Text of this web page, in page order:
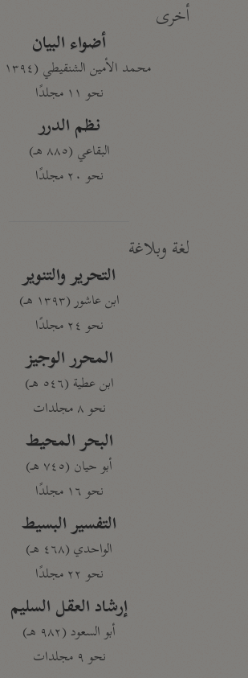
أخرى
أضواء البيان
محمد الأمين الشنقيطي (١٣٩٤ هـ)
نحو ١١ مجلدًا
نظم الدرر
البقاعي (٨٨٥ هـ)
نحو ٢٠ مجلدًا
لغة وبلاغة
التحرير والتنوير
ابن عاشور (١٣٩٣ هـ)
نحو ٢٤ مجلدًا
المحرر الوجيز
ابن عطية (٥٤٦ هـ)
نحو ٨ مجلدات
البحر المحيط
أبو حيان (٧٤٥ هـ)
نحو ١٦ مجلدًا
التفسير البسيط
الواحدي (٤٦٨ هـ)
نحو ٢٢ مجلدًا
إرشاد العقل السليم
أبو السعود (٩٨٢ هـ)
نحو ٩ مجلدات